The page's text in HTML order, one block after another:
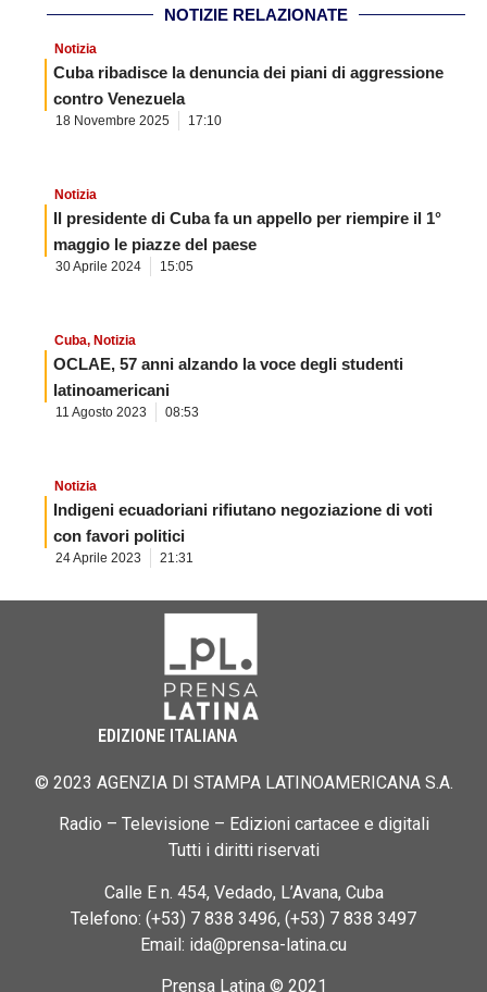
NOTIZIE RELAZIONATE
Notizia
Cuba ribadisce la denuncia dei piani di aggressione
contro Venezuela
18 Novembre 2025 17:10
Notizia
Il presidente di Cuba fa un appello per riempire il 1°
maggio le piazze del paese
30 Aprile 2024 15:05
Cuba, Notizia
OCLAE, 57 anni alzando la voce degli studenti
latinoamericani
11 Agosto 2023 08:53
Notizia
Indigeni ecuadoriani rifiutano negoziazione di voti
con favori politici
24 Aprile 2023 21:31
EDIZIONE ITALIANA
© 2023 AGENZIA DI STAMPA LATINOAMERICANA S.A.
Radio – Televisione – Edizioni cartacee e digitali
Tutti i diritti riservati
Calle E n. 454, Vedado, L’Avana, Cuba
Telefono: (+53) 7 838 3496, (+53) 7 838 3497
Email: ida@prensa-latina.cu
Prensa Latina © 2021